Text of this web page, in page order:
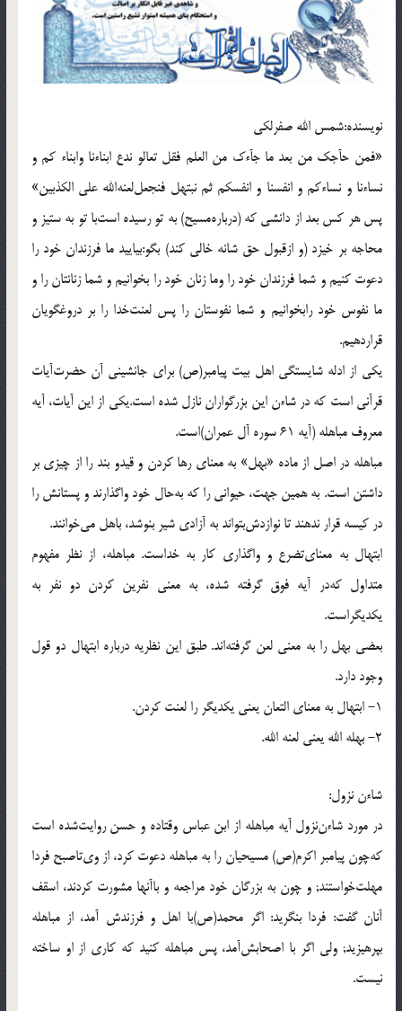
نويسنده:شمس الله صفرلكى
«فمن حآجك من بعد ما جآءك من العلم فقل تعالو ندع ابناءنا وابناء كم و
نساءنا و نساءكم و انفسنا و انفسكم ثم نبتهل فنجعل‌لعنه‌الله على الكذبين‌»
پس هر كس بعد از دانشى كه (درباره‌مسيح) به تو رسيده است‌با تو به ستيز و
محاجه بر خيزد (و ازقبول حق شانه خالى كند) بگو:بياييد ما فرزندان خود را
دعوت كنيم و شما فرزندان خود را وما زنان خود را بخوانيم و شما زنانتان را و
ما نفوس خود رابخوانيم و شما نفوستان را پس لعنت‌خدا را بر دروغگويان
قراردهيم.
يكى از ادله شايستگى اهل بيت پيامبر(ص) براى جانشينى آن حضرت‌آيات
قرآنى است كه در شاءن اين بزرگواران نازل شده است.يكى از اين آيات، آيه
معروف مباهله (آيه 61 سوره آل عمران)است.
مباهله در اصل از ماده «بهل‌» به معناى رها كردن و قيدو بند را از چيزى بر
داشتن است. به همين جهت، حيوانى را كه به‌حال خود واگذارند و پستانش را
در كيسه قرار ندهند تا نوازدش‌بتواند به آزادى شير بنوشد، باهل مى‌خوانند.
ابتهال به معناى‌تضرع و واگذارى كار به خداست. مباهله، از نظر مفهوم
متداول كه‌در آيه فوق گرفته شده، به معنى نفرين كردن دو نفر به
يكديگراست.
بعضى بهل را به معنى لعن گرفته‌اند. طبق اين نظريه درباره ابتهال دو قول
وجود دارد.
1- ابتهال به معناى التعان يعنى يكديگر را لعنت كردن.
2- بهله الله يعنى لعنه الله.
شاءن نزول:
در مورد شاءن‌نزول آيه مباهله از ابن عباس وقتاده و حسن روايت‌شده است
كه‌چون پيامبر اكرم(ص) مسيحيان را به مباهله دعوت كرد، از وى‌تاصبح فردا
مهلت‌خواستند; و چون به بزرگان خود مراجعه و باآنها مشورت كردند، اسقف
آنان گفت: فردا بنگريد: اگر محمد(ص)با اهل و فرزندش آمد، از مباهله
بپرهيزيد; ولى اگر با اصحابش‌آمد، پس مباهله كنيد كه كارى از او ساخته
نيست.